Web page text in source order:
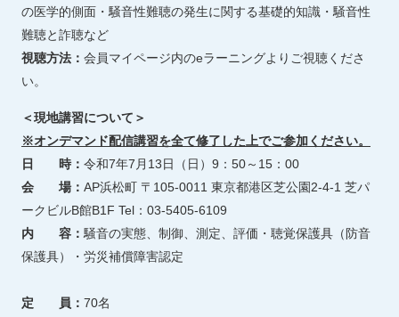
の医学的側面・騒音性難聴の発生に関する基礎的知識・騒音性
難聴と詐聴など
視聴方法： 会員マイページ内のeラーニングよりご視聴くださ
い。
＜現地講習について＞
※オンデマンド配信講習を全て修了した上でご参加ください。
日 時： 令和7年7月13日（日）9：50～15：00
会 場： AP浜松町 〒105-0011 東京都港区芝公園2-4-1 芝パ
ークビルB館B1F Tel：03-5405-6109
内 容： 騒音の実態、制御、測定、評価・聴覚保護具（防音
保護具）・労災補償障害認定
定 員： 70名